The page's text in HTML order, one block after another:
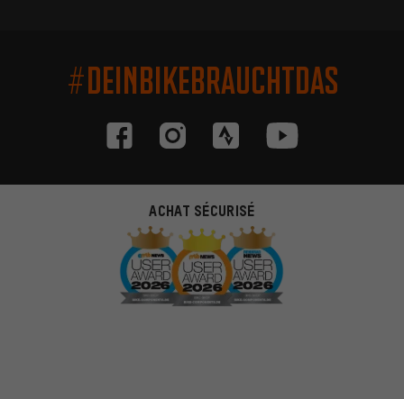
#DEINBIKEBRAUCHTDAS
ACHAT SÉCURISÉ